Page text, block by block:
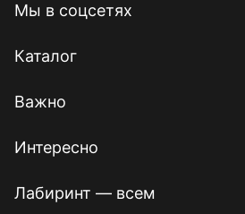
Мы в соцсетях
Каталог
Важно
Интересно
Лабиринт — всем